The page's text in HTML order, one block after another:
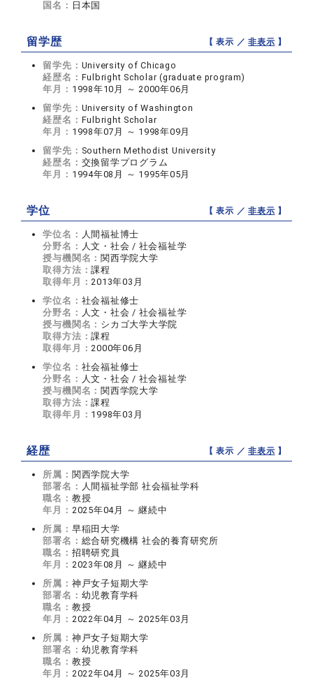
国名： 日本国
留学歴 【 表示 ／非表示 】
留学先： University of Chicago
経歴名： Fulbright Scholar (graduate program)
年月： 1998年10月 ～ 2000年06月
留学先： University of Washington
経歴名： Fulbright Scholar
年月： 1998年07月 ～ 1998年09月
留学先： Southern Methodist University
経歴名： 交換留学プログラム
年月： 1994年08月 ～ 1995年05月
学位 【 表示 ／非表示 】
学位名： 人間福祉博士
分野名： 人文・社会 / 社会福祉学
授与機関名： 関西学院大学
取得方法：課程
取得年月：2013年03月
学位名： 社会福祉修士
分野名： 人文・社会 / 社会福祉学
授与機関名： シカゴ大学大学院
取得方法：課程
取得年月：2000年06月
学位名： 社会福祉修士
分野名： 人文・社会 / 社会福祉学
授与機関名： 関西学院大学
取得方法：課程
取得年月： 1998年03月
経歴 【 表示 ／非表示 】
所属： 関西学院大学
部署名： 人間福祉学部 社会福祉学科
職名： 教授
年月： 2025年04月 ～ 継続中
所属： 早稲田大学
部署名： 総合研究機構 社会的養育研究所
職名： 招聘研究員
年月： 2023年08月 ～ 継続中
所属： 神戸女子短期大学
部署名： 幼児教育学科
職名： 教授
年月： 2022年04月 ～ 2025年03月
所属： 神戸女子短期大学
部署名： 幼児教育学科
職名： 教授
年月： 2022年04月 ～ 2025年03月